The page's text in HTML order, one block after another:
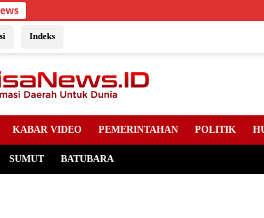
Indeks
KABAR VIDEO PEMERINTAHAN POLITIK
SUMUT BATUBARA